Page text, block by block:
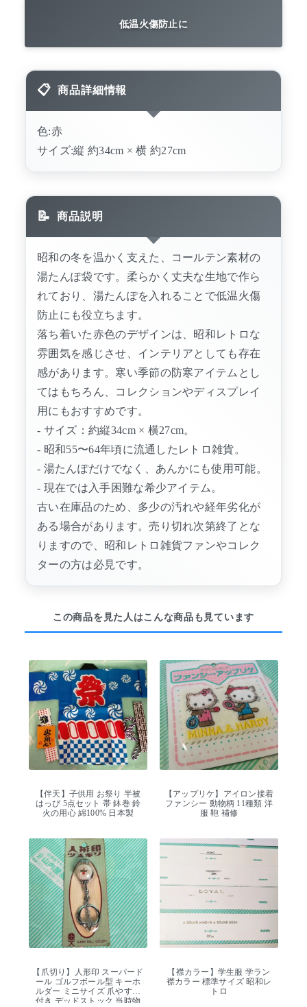
低温火傷防止に
商品詳細情報
色:赤
サイズ:縦 約34cm × 横 約27cm
商品説明
昭和の冬を温かく支えた、コールテン素材の
湯たんぽ袋です。柔らかく丈夫な生地で作ら
れており、湯たんぽを入れることで低温火傷
防止にも役立ちます。
落ち着いた赤色のデザインは、昭和レトロな
雰囲気を感じさせ、インテリアとしても存在
感があります。寒い季節の防寒アイテムとし
てはもちろん、コレクションやディスプレイ
用にもおすすめです。
- サイズ：約縦34cm × 横27cm。
- 昭和55〜64年頃に流通したレトロ雑貨。
- 湯たんぽだけでなく、あんかにも使用可能。
- 現在では入手困難な希少アイテム。
古い在庫品のため、多少の汚れや経年劣化が
ある場合があります。売り切れ次第終了とな
りますので、昭和レトロ雑貨ファンやコレク
ターの方は必見です。
この商品を見た人はこんな商品も見ています
【伴天】子供用 お祭り 半被
はっぴ 5点セット 帯 鉢巻 鈴
火の用心 綿100% 日本製
【アップリケ】アイロン接着
ファンシー 動物柄 11種類 洋
服 鞄 補修
【爪切り】人形印 スーパード
ール ゴルフボール型 キーホ
ルダー ミニサイズ 爪やすり
付き デッドストック 当時物
【襟カラー】学生服 学ラン
襟カラー 標準サイズ 昭和レ
トロ